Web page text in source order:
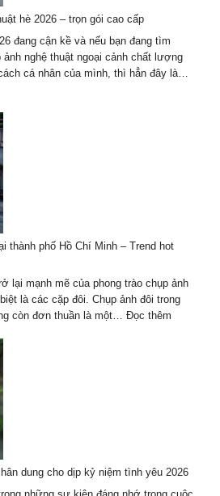
hè 2026 – trọn gói cao cấp
đang cận kề và nếu bạn đang tìm
nghệ thuật ngoại cảnh chất lượng
cá nhân của mình, thì hẳn đây là…
thành phố Hồ Chí Minh – Trend hot
lại mạnh mẽ của phong trào chụp ảnh
là các cặp đôi. Chụp ảnh đôi trong
còn đơn thuần là một… Đọc thêm
Chí
Minh
dung cho dịp kỷ niệm tình yêu 2026